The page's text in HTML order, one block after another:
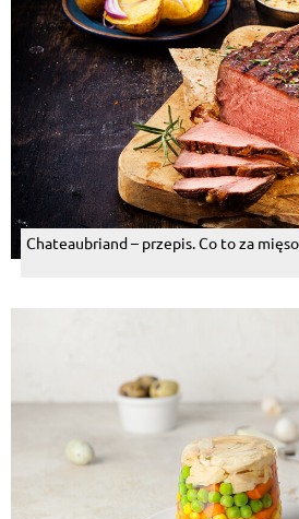
Chateaubriand – przepis. Co to za